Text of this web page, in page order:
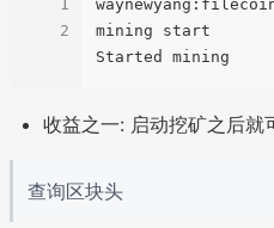
1
2
waynewyang:filecoin
mining start
收益之一: 启动挖矿之后就
查询区块头